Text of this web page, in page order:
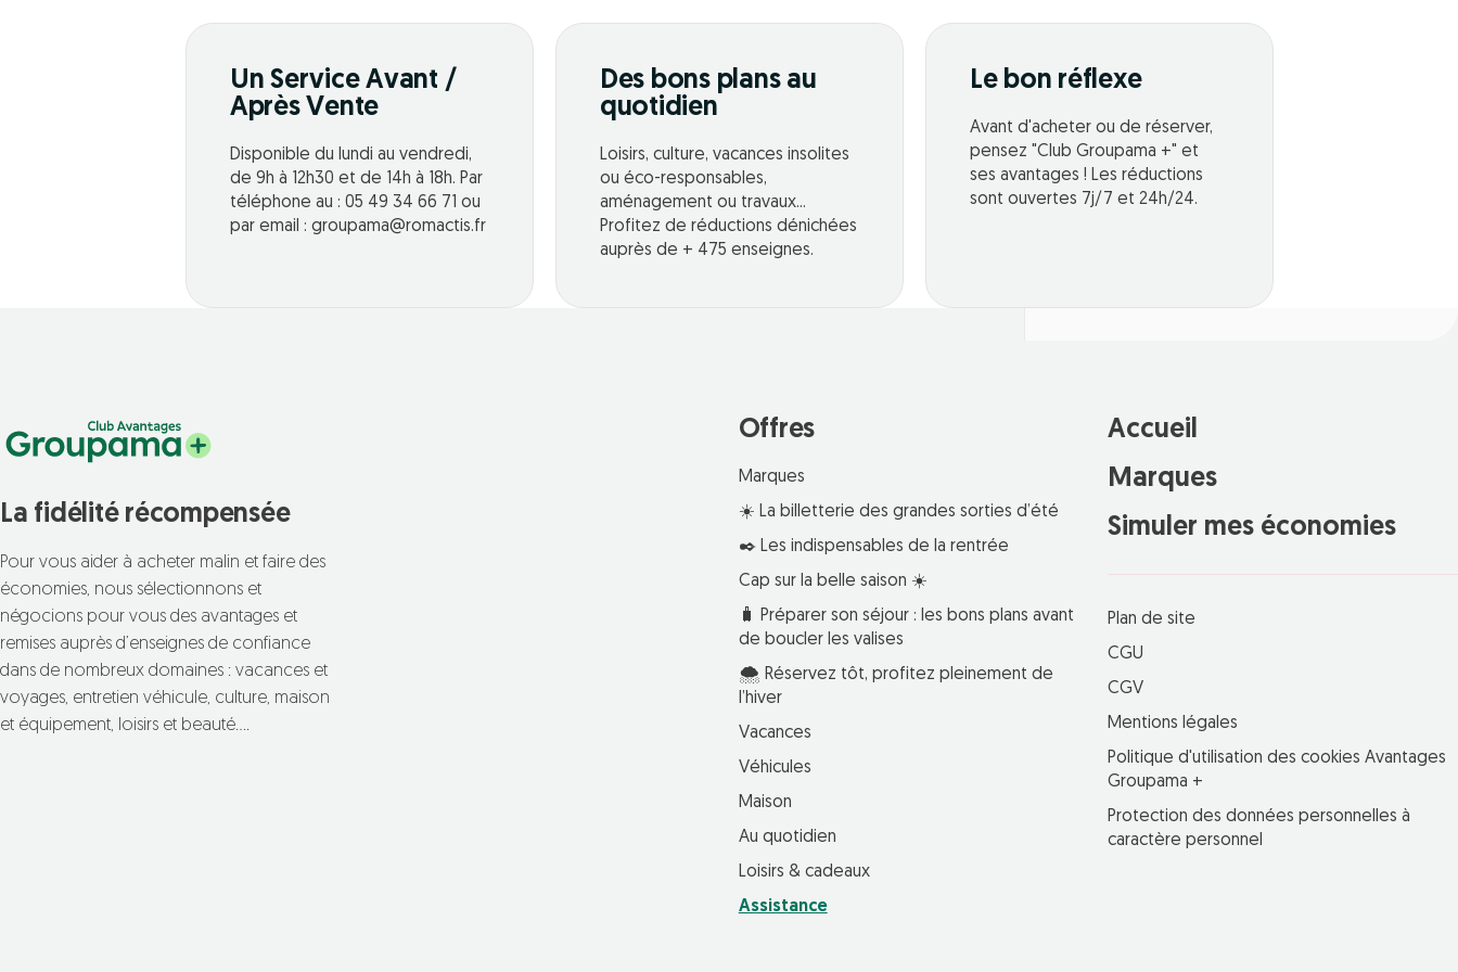
Un Service Avant /
Après Vente
Disponible du lundi au vendredi,
de 9h à 12h30 et de 14h à 18h. Par
téléphone au : 05 49 34 66 71 ou
par email : groupama@romactis.fr
Des bons plans au
quotidien
Loisirs, culture, vacances insolites
ou éco-responsables,
aménagement ou travaux...
Profitez de réductions dénichées
auprès de + 475 enseignes.
Le bon réflexe
Avant d'acheter ou de réserver,
pensez "Club Groupama +" et
ses avantages ! Les réductions
sont ouvertes 7j/7 et 24h/24.
La fidélité récompensée
Pour vous aider à acheter malin et faire des
économies, nous sélectionnons et
négocions pour vous des avantages et
remises auprès d’enseignes de confiance
dans de nombreux domaines : vacances et
voyages, entretien véhicule, culture, maison
et équipement, loisirs et beauté….
Offres
Marques
☀️ La billetterie des grandes sorties d’été
✒️ Les indispensables de la rentrée
Cap sur la belle saison ☀️
🧳 Préparer son séjour : les bons plans avant
de boucler les valises
🌨️ Réservez tôt, profitez pleinement de
l’hiver
Vacances
Véhicules
Maison
Au quotidien
Loisirs & cadeaux
Assistance
Accueil
Marques
Simuler mes économies
Plan de site
CGU
CGV
Mentions légales
Politique d'utilisation des cookies Avantages
Groupama +
Protection des données personnelles à
caractère personnel